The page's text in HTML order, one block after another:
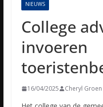
NIEUWS
College
invoeren
16/04/2025 Cheryl Groen